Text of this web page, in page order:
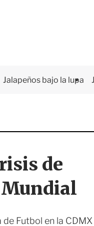
Jalapeños bajo la lupa
de
Mundial
Futbol en la